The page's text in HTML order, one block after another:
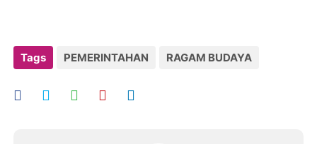
Tags PEMERINTAHAN RAGAM BUDAYA